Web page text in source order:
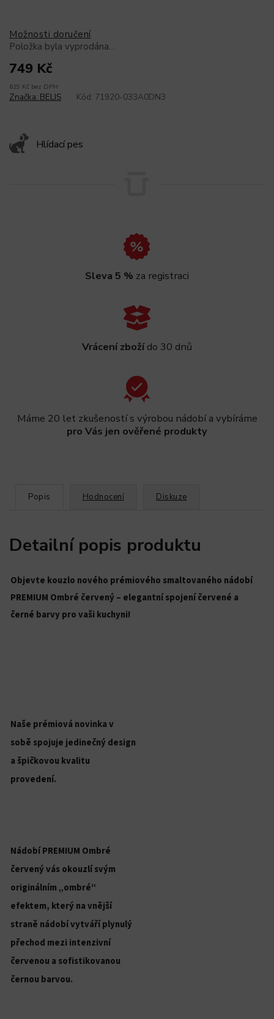
749 Kč
619 Kč bez DPH
Možnosti doručení
Položka byla vyprodána…
Hlídací pes
Značka: BELIS Kód: 71920-033A0DN3
Sleva 5 % za registraci
Vrácení zbožído 30 dnů
Máme 20 let zkušeností s výrobou nádobí a vybíráme
pro Vás jen ověřené produkty
Popis Hodnocení Diskuze
Detailní popis produktu
Objevte kouzlo nového prémiového smaltovaného nádobí
PREMIUM Ombré červený – elegantní spojení červené a
černé barvy pro vaši kuchyni!
Naše prémiová novinka v
sobě spojuje jedinečný design
a špičkovou kvalitu
provedení.
Nádobí PREMIUM Ombré
červený vás okouzlí svým
originálním „ombré“
efektem, který na vnější
straně nádobí vytváří plynulý
přechod mezi intenzivní
červenou a sofistikovanou
černou barvou.